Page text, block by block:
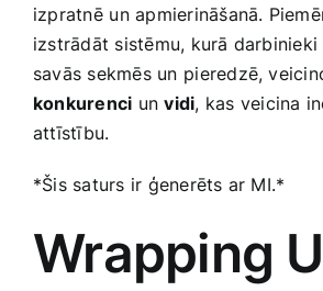
izpratnē ⁣un apmierināšanā.
izstrādāt sistēmu, kurā
savās sekmēs un ⁣pieredzē,
konkurenci unvidi, kas veicina
attīstību.
*Šis saturs ‍ir ģenerēts ar‌ MI.*
Wrapping⁤